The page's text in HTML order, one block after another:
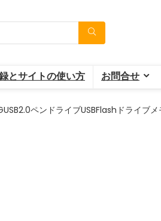
とサイトの使い方 お問合せ
ペンドライブUSBFlashドライブ